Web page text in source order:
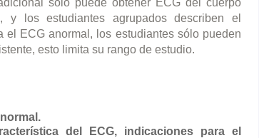
sólo puede obtener ECG del cuerpo
los estudiantes agrupados describen el
ECG anormal, los estudiantes sólo pueden
esto limita su rango de estudio.
del ECG, indicaciones para el